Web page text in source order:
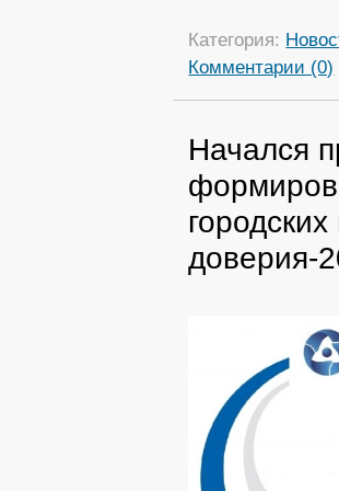
Категория:
Комментарии (0)
Начался
доверия-